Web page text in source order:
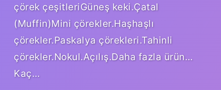
çörek çeşitleriGüneş keki.Çatal
(Muffin)Mini çörekler.Haşhaşlı
çörekler.Paskalya çörekleri.Tahinli
çörekler.Nokul.Açılış.Daha fazla ürün…
Kaç…